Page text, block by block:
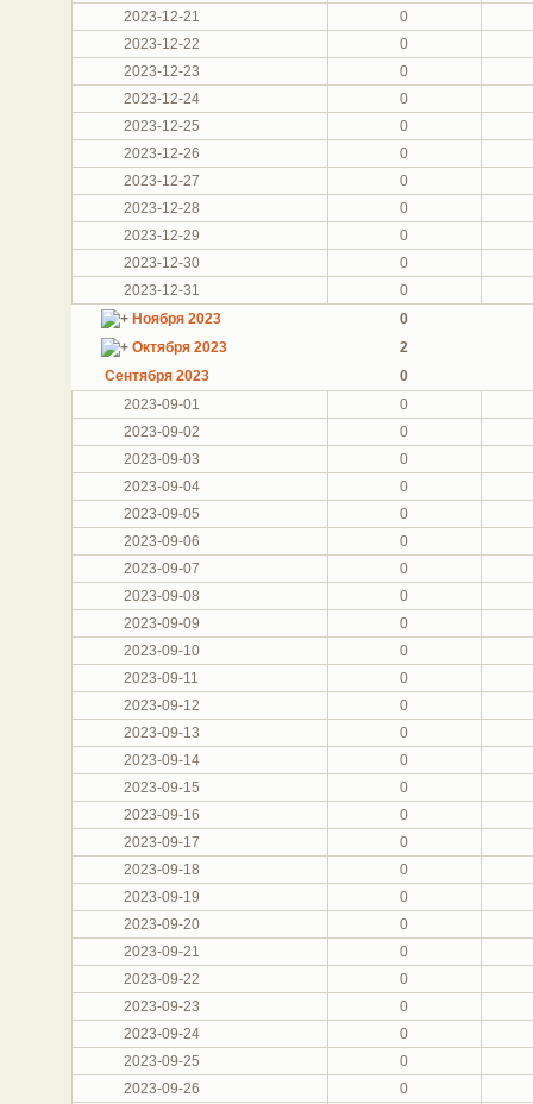
2023-12-21
0
2023-12-22
0
2023-12-23
0
2023-12-24
0
2023-12-25
0
2023-12-26
0
2023-12-27
0
2023-12-28
0
2023-12-29
0
2023-12-30
0
2023-12-31
0
Ноября 2023
0
Октября 2023
2
Сентября 2023
0
2023-09-01
0
2023-09-02
0
2023-09-03
0
2023-09-04
0
2023-09-05
0
2023-09-06
0
2023-09-07
0
2023-09-08
0
2023-09-09
0
2023-09-10
0
2023-09-11
0
2023-09-12
0
2023-09-13
0
2023-09-14
0
2023-09-15
0
2023-09-16
0
2023-09-17
0
2023-09-18
0
2023-09-19
0
2023-09-20
0
2023-09-21
0
2023-09-22
0
2023-09-23
0
2023-09-24
0
2023-09-25
0
2023-09-26
0